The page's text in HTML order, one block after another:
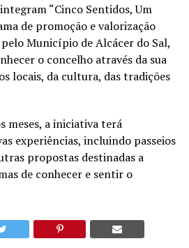
“Cinco Sentidos, Um
de promoção e valorização
Município de Alcácer do Sal,
o concelho através da sua
locais, da cultura, das tradições
meses, a iniciativa terá
experiências, incluindo passeios
propostas destinadas a
de conhecer e sentir o